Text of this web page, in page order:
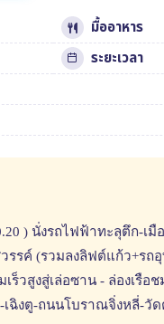
มื้ออาหาร
ระยะเวลา
) นั่งรถไฟฟ้าทะลุตึก-เ
รค์ (รวมลงลิฟต์แก้ว+รถ
ร็วสูงสู่เล่อซาน - ล่องเรือ
-เฉิงตู-ถนนโบราณจิ่งหลี่-